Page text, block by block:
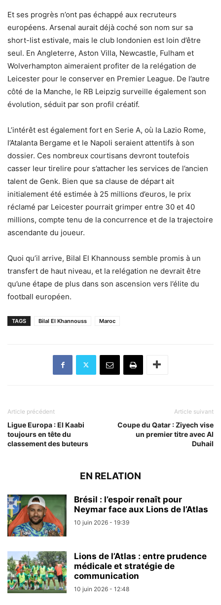
Et ses progrès n’ont pas échappé aux recruteurs
européens. Arsenal aurait déjà coché son nom sur sa
short-list estivale, mais le club londonien est loin d’être
seul. En Angleterre, Aston Villa, Newcastle, Fulham et
Wolverhampton aimeraient profiter de la relégation de
Leicester pour le conserver en Premier League. De l’autre
côté de la Manche, le RB Leipzig surveille également son
évolution, séduit par son profil créatif.
L’intérêt est également fort en Serie A, où la Lazio Rome,
l’Atalanta Bergame et le Napoli seraient attentifs à son
dossier. Ces nombreux courtisans devront toutefois
casser leur tirelire pour s’attacher les services de l’ancien
talent de Genk. Bien que sa clause de départ ait
initialement été estimée à 25 millions d’euros, le prix
réclamé par Leicester pourrait grimper entre 30 et 40
millions, compte tenu de la concurrence et de la trajectoire
ascendante du joueur.
Quoi qu’il arrive, Bilal El Khannouss semble promis à un
transfert de haut niveau, et la relégation ne devrait être
qu’une étape de plus dans son ascension vers l’élite du
football européen.
TAGS Bilal El Khannouss Maroc
Article précédent
Ligue Europa : El Kaabi
toujours en tête du
classement des buteurs
Article suivant
Coupe du Qatar : Ziyech vise
un premier titre avec Al
Duhail
EN RELATION
Brésil : l’espoir renaît pour
Neymar face aux Lions de l’Atlas
10 juin 2026 - 19:39
Lions de l’Atlas : entre prudence
médicale et stratégie de
communication
10 juin 2026 - 12:48